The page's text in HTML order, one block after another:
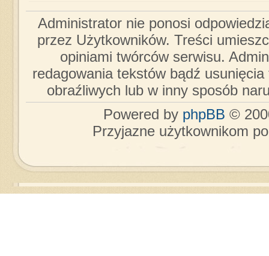
Administrator nie ponosi
przez Użytkowników. Treści
opiniami twórców serwisu.
redagowania tekstów bądź
obraźliwych lub w inny sposób
Powered by phpBB ©
Przyjazne użytkownikom